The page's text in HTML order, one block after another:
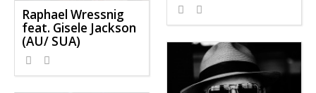
Raphael Wressnig
feat. Gisele Jackson
(AU/ SUA)